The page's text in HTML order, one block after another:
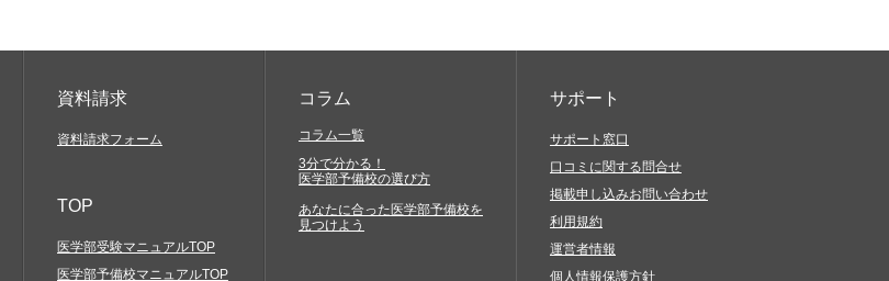
資料請求
資料請求フォーム
TOP
医学部受験マニュアルTOP
医学部予備校マニュアルTOP
コラム
コラム一覧
3分で分かる！
医学部予備校の選び方
あなたに合った医学部予備校を
見つけよう
サポート
サポート窓口
口コミに関する問合せ
掲載申し込みお問い合わせ
利用規約
運営者情報
個人情報保護方針